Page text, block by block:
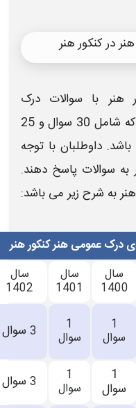
سال
1403
سال
1404
3 سوال اعلام
نشده
3 سوال اعلام
نشده